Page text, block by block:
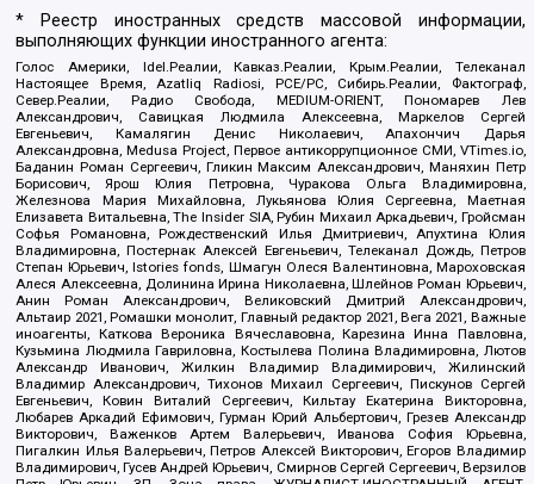
* Реестр иностранных средств массовой информации,
выполняющих функции иностранного агента:
Голос Америки, Idel.Реалии, Кавказ.Реалии, Крым.Реалии, Телеканал
Настоящее Время, Azatliq Radiosi, PCE/PC, Сибирь.Реалии, Фактограф,
Север.Реалии, Радио Свобода, MEDIUM-ORIENT, Пономарев Лев
Александрович, Савицкая Людмила Алексеевна, Маркелов Сергей
Евгеньевич, Камалягин Денис Николаевич, Апахончич Дарья
Александровна, Medusa Project, Первое антикоррупционное СМИ, VTimes.io,
Баданин Роман Сергеевич, Гликин Максим Александрович, Маняхин Петр
Борисович, Ярош Юлия Петровна, Чуракова Ольга Владимировна,
Железнова Мария Михайловна, Лукьянова Юлия Сергеевна, Маетная
Елизавета Витальевна, The Insider SIA, Рубин Михаил Аркадьевич, Гройсман
Софья Романовна, Рождественский Илья Дмитриевич, Апухтина Юлия
Владимировна, Постернак Алексей Евгеньевич, Телеканал Дождь, Петров
Степан Юрьевич, Istories fonds, Шмагун Олеся Валентиновна, Мароховская
Алеся Алексеевна, Долинина Ирина Николаевна, Шлейнов Роман Юрьевич,
Анин Роман Александрович, Великовский Дмитрий Александрович,
Альтаир 2021, Ромашки монолит, Главный редактор 2021, Вега 2021, Важные
иноагенты, Каткова Вероника Вячеславовна, Карезина Инна Павловна,
Кузьмина Людмила Гавриловна, Костылева Полина Владимировна, Лютов
Александр Иванович, Жилкин Владимир Владимирович, Жилинский
Владимир Александрович, Тихонов Михаил Сергеевич, Пискунов Сергей
Евгеньевич, Ковин Виталий Сергеевич, Кильтау Екатерина Викторовна,
Любарев Аркадий Ефимович, Гурман Юрий Альбертович, Грезев Александр
Викторович, Важенков Артем Валерьевич, Иванова София Юрьевна,
Пигалкин Илья Валерьевич, Петров Алексей Викторович, Егоров Владимир
Владимирович, Гусев Андрей Юрьевич, Смирнов Сергей Сергеевич, Верзилов